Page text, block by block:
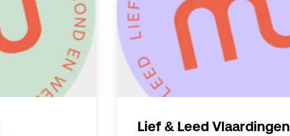
Lief & Leed Vlaardingen